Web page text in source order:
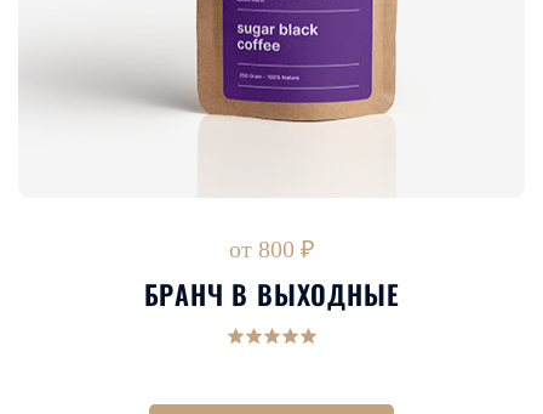
от 800 ₽
БРАНЧ В ВЫХОДНЫЕ